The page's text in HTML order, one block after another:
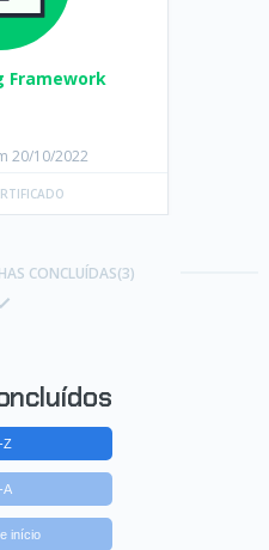
Framework
20/10/2022
CONCLUÍDAS(3)
Z
A
início